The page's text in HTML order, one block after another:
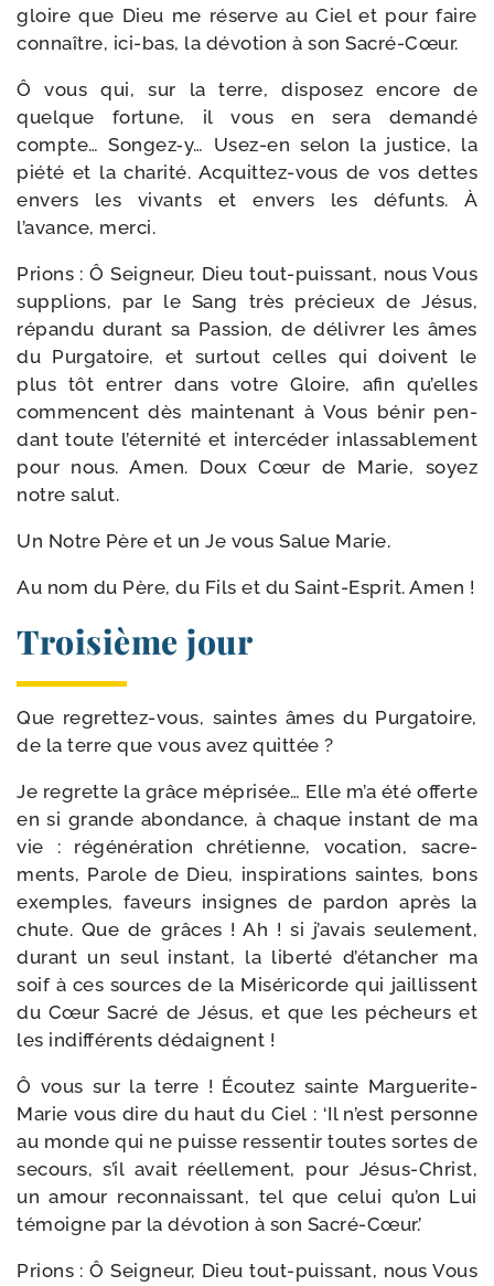
gloire que Dieu me réserve au Ciel et pour faire
connaître, ici-​bas, la dévo­tion à son Sacré-Cœur.
Ô vous qui, sur la terre, dis­po­sez encore de
quelque for­tune, il vous en sera deman­dé
compte… Songez‑y… Usez-​en selon la jus­tice, la
pié­té et la cha­ri­té. Acquittez-​vous de vos dettes
envers les vivants et envers les défunts. À
l’avance, merci.
Prions : Ô Seigneur, Dieu tout-​puissant, nous Vous
sup­plions, par le Sang très pré­cieux de Jésus,
répan­du durant sa Passion, de déli­vrer les âmes
du Purgatoire, et sur­tout celles qui doivent le
plus tôt entrer dans votre Gloire, afin qu’elles
com­mencent dès main­te­nant à Vous bénir pen­
dant toute l’éternité et inter­cé­der inlas­sa­ble­ment
pour nous. Amen. Doux Cœur de Marie, soyez
notre salut.
Un Notre Père et un Je vous Salue Marie.
Au nom du Père, du Fils et du Saint-​Esprit. Amen !
Troisième jour
Que regrettez-​vous, saintes âmes du Purgatoire,
de la terre que vous avez quittée ?
Je regrette la grâce mépri­sée… Elle m’a été offerte
en si grande abon­dance, à chaque ins­tant de ma
vie : régé­né­ra­tion chré­tienne, voca­tion, sacre­
ments, Parole de Dieu, ins­pi­ra­tions saintes, bons
exemples, faveurs insignes de par­don après la
chute. Que de grâces ! Ah ! si j’avais seule­ment,
durant un seul ins­tant, la liber­té d’étancher ma
soif à ces sources de la Miséricorde qui jaillissent
du Cœur Sacré de Jésus, et que les pécheurs et
les indif­fé­rents dédaignent !
Ô vous sur la terre ! Écoutez sainte Marguerite-​
Marie vous dire du haut du Ciel : ‘Il n’est per­sonne
au monde qui ne puisse res­sen­tir toutes sortes de
secours, s’il avait réel­le­ment, pour Jésus-​Christ,
un amour recon­nais­sant, tel que celui qu’on Lui
témoigne par la dévo­tion à son Sacré-Cœur.’
Prions : Ô Seigneur, Dieu tout-​puissant, nous Vous